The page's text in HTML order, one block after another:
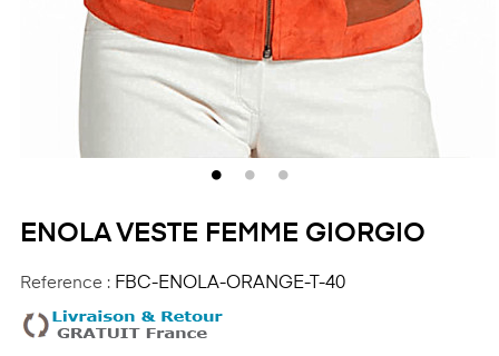
ENOLA VESTE FEMME GIORGIO
Reference : FBC-ENOLA-ORANGE-T-40